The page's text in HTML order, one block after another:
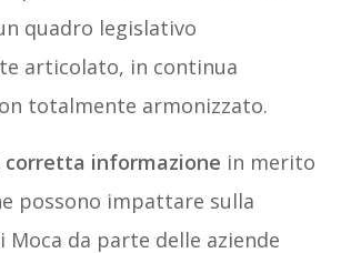
quadro legislativo
articolato, in continua
totalmente armonizzato.
corretta informazione in merito
possono impattare sulla
Moca da parte delle aziende